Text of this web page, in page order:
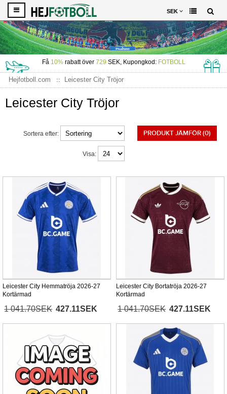
SEK
Få 10%rabatt över 729 SEK, Kupongkod: FOTBOLL
Hejfotboll.com Leicester City Tröjor
Leicester City Tröjor
PRODUKT JÄMFÖR (0)
Sortera efter:
Visa:
Leicester City Hemmatröja 2026-27
Kortärmad
1 041.70SEK 427.11SEK
Leicester City Bortatröja 2026-27
Kortärmad
1 041.70SEK 427.11SEK